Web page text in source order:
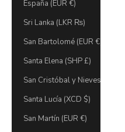
España (EUR €)
Sri Lanka (LKR ₨)
San Bartolomé (EUR €)
Santa Elena (SHP £)
San Cristóbal y Nieves (XCD $)
Santa Lucía (XCD $)
San Martín (EUR €)